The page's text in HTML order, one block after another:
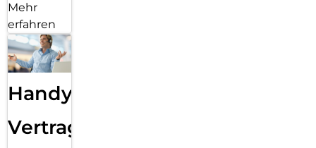
Mehr
erfahren
Handy
Vertragsabwicklung